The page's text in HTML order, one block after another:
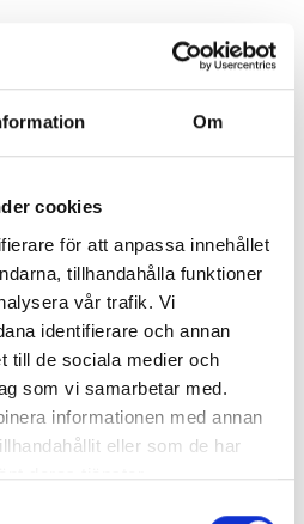
Om
cookies
för att anpassa innehållet
tillhandahålla funktioner
vår trafik. Vi
identifierare och annan
till de sociala medier och
som vi samarbetar med.
informationen med annan
eller som de har
deras tjänster.